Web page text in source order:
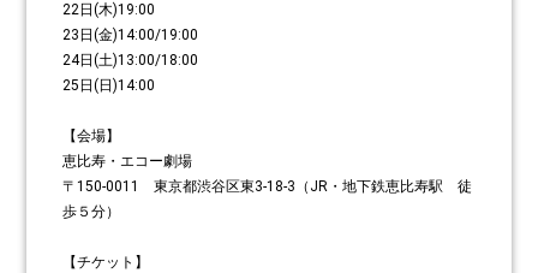
22日(木)19:00
23日(金)14:00/19:00
24日(土)13:00/18:00
25日(日)14:00
【会場】
恵比寿・エコー劇場
〒150-0011 東京都渋谷区東3-18-3（JR・地下鉄恵比寿駅 徒
歩５分）
【チケット】